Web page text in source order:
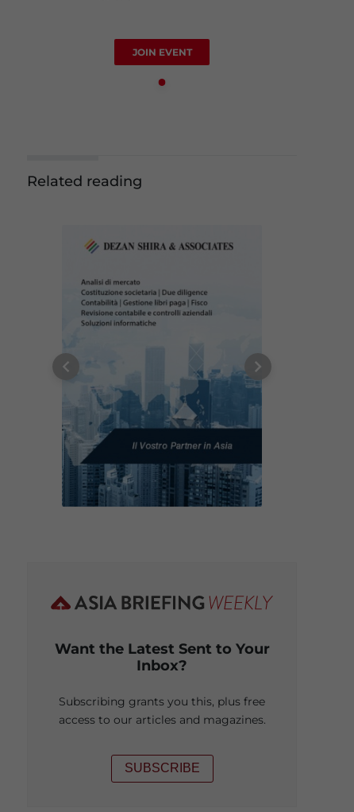
JOIN EVENT
Related reading
Want the Latest Sent to Your
Inbox?
Subscribing grants you this, plus free
access to our articles and magazines.
SUBSCRIBE